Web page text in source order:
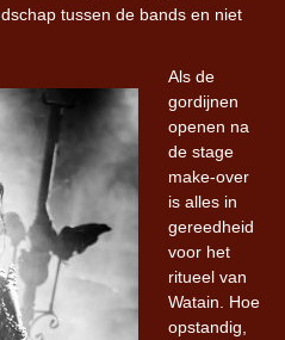
tussen de bands en niet
Als de
gordijnen
openen na
de stage
make-over
is alles in
gereedheid
voor het
ritueel van
Watain. Hoe
opstandig,